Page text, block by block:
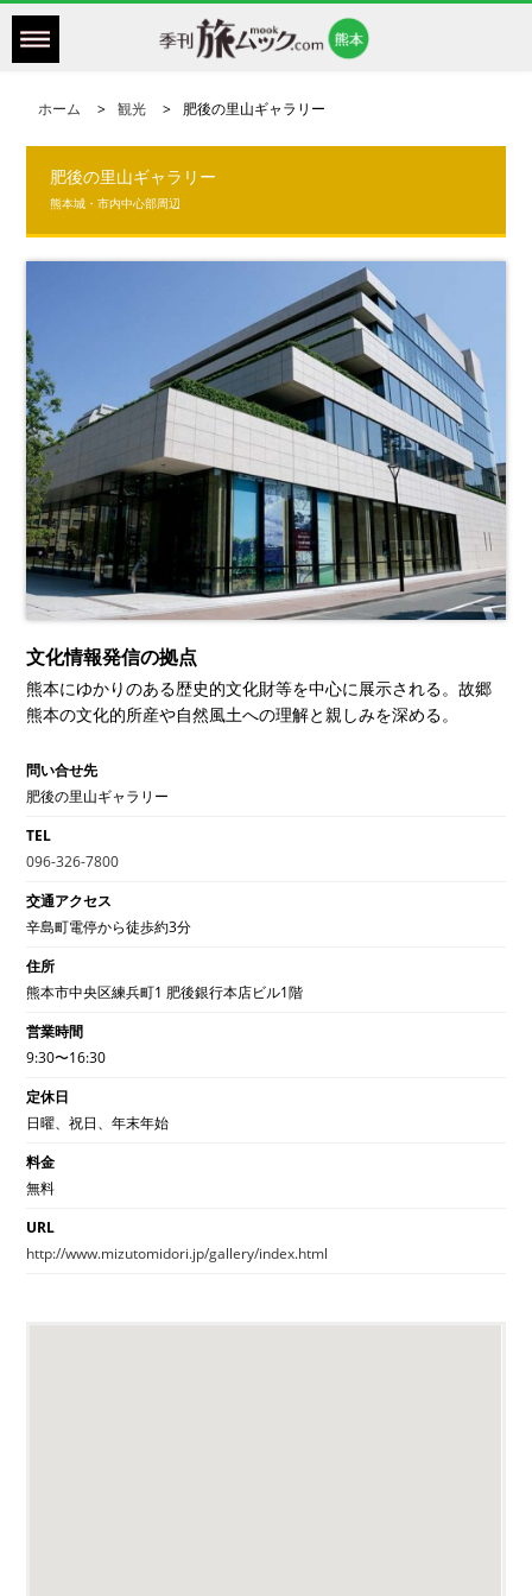
ホーム 観光 肥後の里山ギャラリー
肥後の里山ギャラリー
熊本城・市内中心部周辺
文化情報発信の拠点
熊本にゆかりのある歴史的文化財等を中心に展示される。故郷
熊本の文化的所産や自然風土への理解と親しみを深める。
問い合せ先
肥後の里山ギャラリー
TEL
096-326-7800
交通アクセス
辛島町電停から徒歩約3分
住所
熊本市中央区練兵町1 肥後銀行本店ビル1階
営業時間
9:30〜16:30
定休日
日曜、祝日、年末年始
料金
無料
URL
http://www.mizutomidori.jp/gallery/index.html